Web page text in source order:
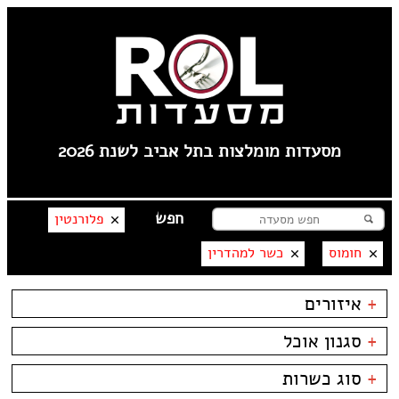
מסעדות מומלצות בתל אביב לשנת 2026
פלורנטין
חומוס
כשר למהדרין
+ איזורים
פלורנטין
----
טיילת תל אביב
צפון תל אביב
+ סגנון אוכל
בשרים
דגים
ביסטרו
+ סוג כשרות